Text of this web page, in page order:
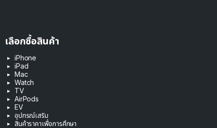
เลือกซื้อสินค้า
iPhone
iPad
Mac
Watch
TV
AirPods
EV
อุปกรณ์เสริม
สินค้าราคาเพื่อการศึกษา